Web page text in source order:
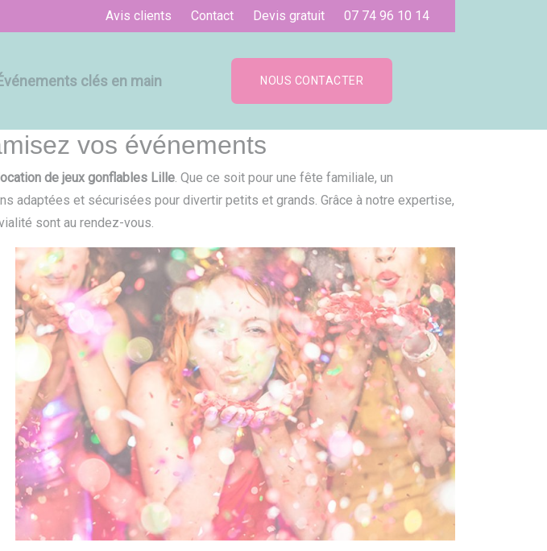
Avis clients Contact Devis gratuit 07 74 96 10 14
clés en main NOUS CONTACTER
vos événements
de jeux gonflables Lille. Que ce soit pour une fête familiale, un
adaptées et sécurisées pour divertir petits et grands. Grâce à notre expertise,
sont au rendez-vous.